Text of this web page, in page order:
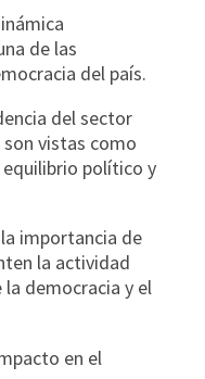
de las
del país.
del sector
vistas como
equilibrio político y
importancia de
la actividad
democracia y el
en el